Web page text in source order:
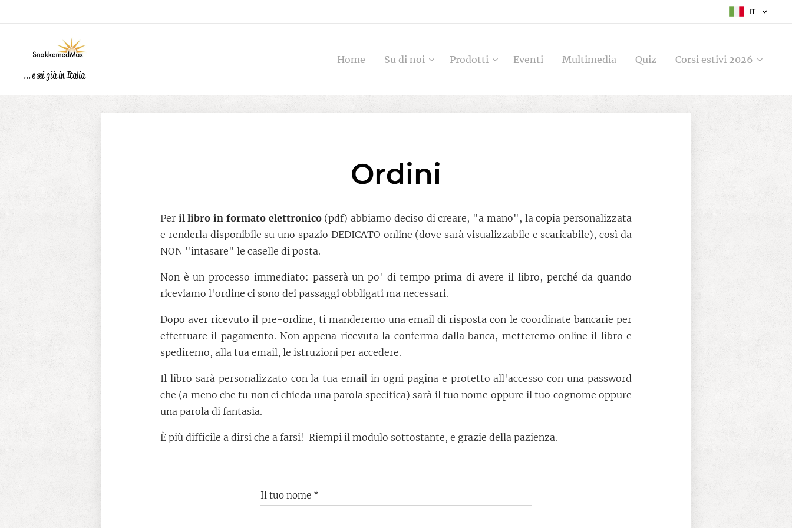
IT
... e sei già in Italia
Home Su di noi Prodotti Eventi Multimedia Quiz Corsi estivi 2026
Ordini
Per il libro in formato elettronico(pdf) abbiamo deciso di creare, "a mano", la copia personalizzata
e renderla disponibile su uno spazio DEDICATO online (dove sarà visualizzabile e scaricabile), così da
NON "intasare" le caselle di posta.
Non è un processo immediato: passerà un po' di tempo prima di avere il libro, perché da quando
riceviamo l'ordine ci sono dei passaggi obbligati ma necessari.
Dopo aver ricevuto il pre-ordine, ti manderemo una email di risposta con le coordinate bancarie per
effettuare il pagamento. Non appena ricevuta la conferma dalla banca, metteremo online il libro e
spediremo, alla tua email, le istruzioni per accedere.
Il libro sarà personalizzato con la tua email in ogni pagina e protetto all'accesso con una password
che (a meno che tu non ci chieda una parola specifica) sarà il tuo nome oppure il tuo cognome oppure
una parola di fantasia.
È più difficile a dirsi che a farsi! Riempi il modulo sottostante, e grazie della pazienza.
Il tuo nome